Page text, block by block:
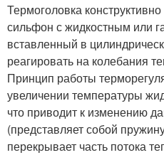
Термоголовка
сильфон с жидкостным или
вставленный в
реагировать на колебания
Принцип работы
увеличении температуры
что приводит к изменению
(представляет собой
перекрывает часть потока